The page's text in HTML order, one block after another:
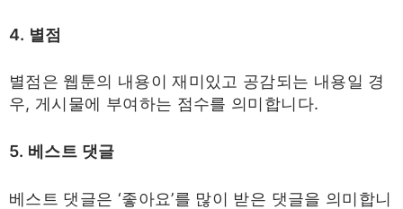
4. 별점
별점은 웹툰의 내용이 재미있고 공감되는 내용일 경
우, 게시물에 부여하는 점수를 의미합니다.​
5. 베스트 댓글
베스트 댓글은 ‘좋아요’를 많이 받은 댓글을 의미합니